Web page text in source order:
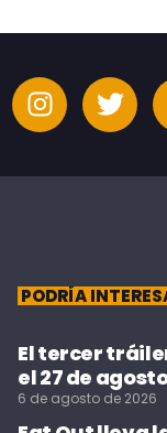
PODRÍA
El tercer
el 27 de
6 de agosto de 2026